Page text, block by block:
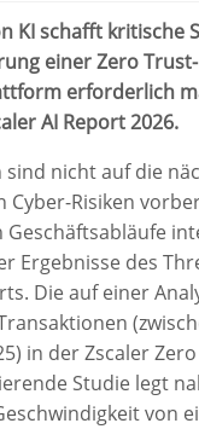
KI schafft kritische
einer Zero Trust-
erforderlich
AI Report 2026.
nicht auf die
Cyber-Risiken
Geschäftsabläufe
Ergebnisse des
Die auf einer
in der Zscaler
Studie legt
von